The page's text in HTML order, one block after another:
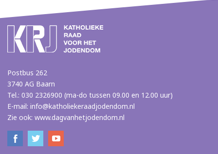
Postbus 262
3740 AG Baarn
Tel.: 030 2326900 (ma-do tussen 09.00 en 12.00 uur)
E-mail: info@katholiekeraadjodendom.nl
Zie ook: www.dagvanhetjodendom.nl